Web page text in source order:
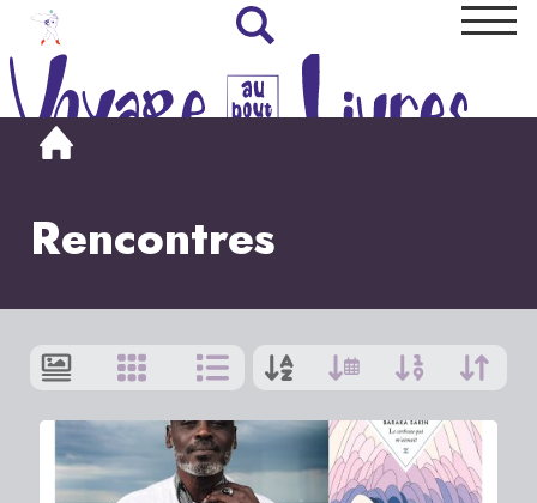
Rencontres
Afficher
9
|
Tout